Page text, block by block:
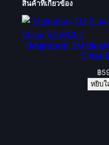
สินค้าที่เกี่ยวข้อง
(Mqlrobot) 3M
Close
฿
หยิบใ